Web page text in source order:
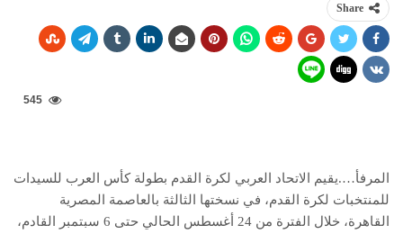
Share
545
المرفأ….يقيم الاتحاد العربي لكرة القدم بطولة كأس العرب للسيدات
للمنتخبات لكرة القدم، في نسختها الثالثة بالعاصمة المصرية
القاهرة، خلال الفترة من 24 أغسطس الحالي حتى 6 سبتمبر القادم،